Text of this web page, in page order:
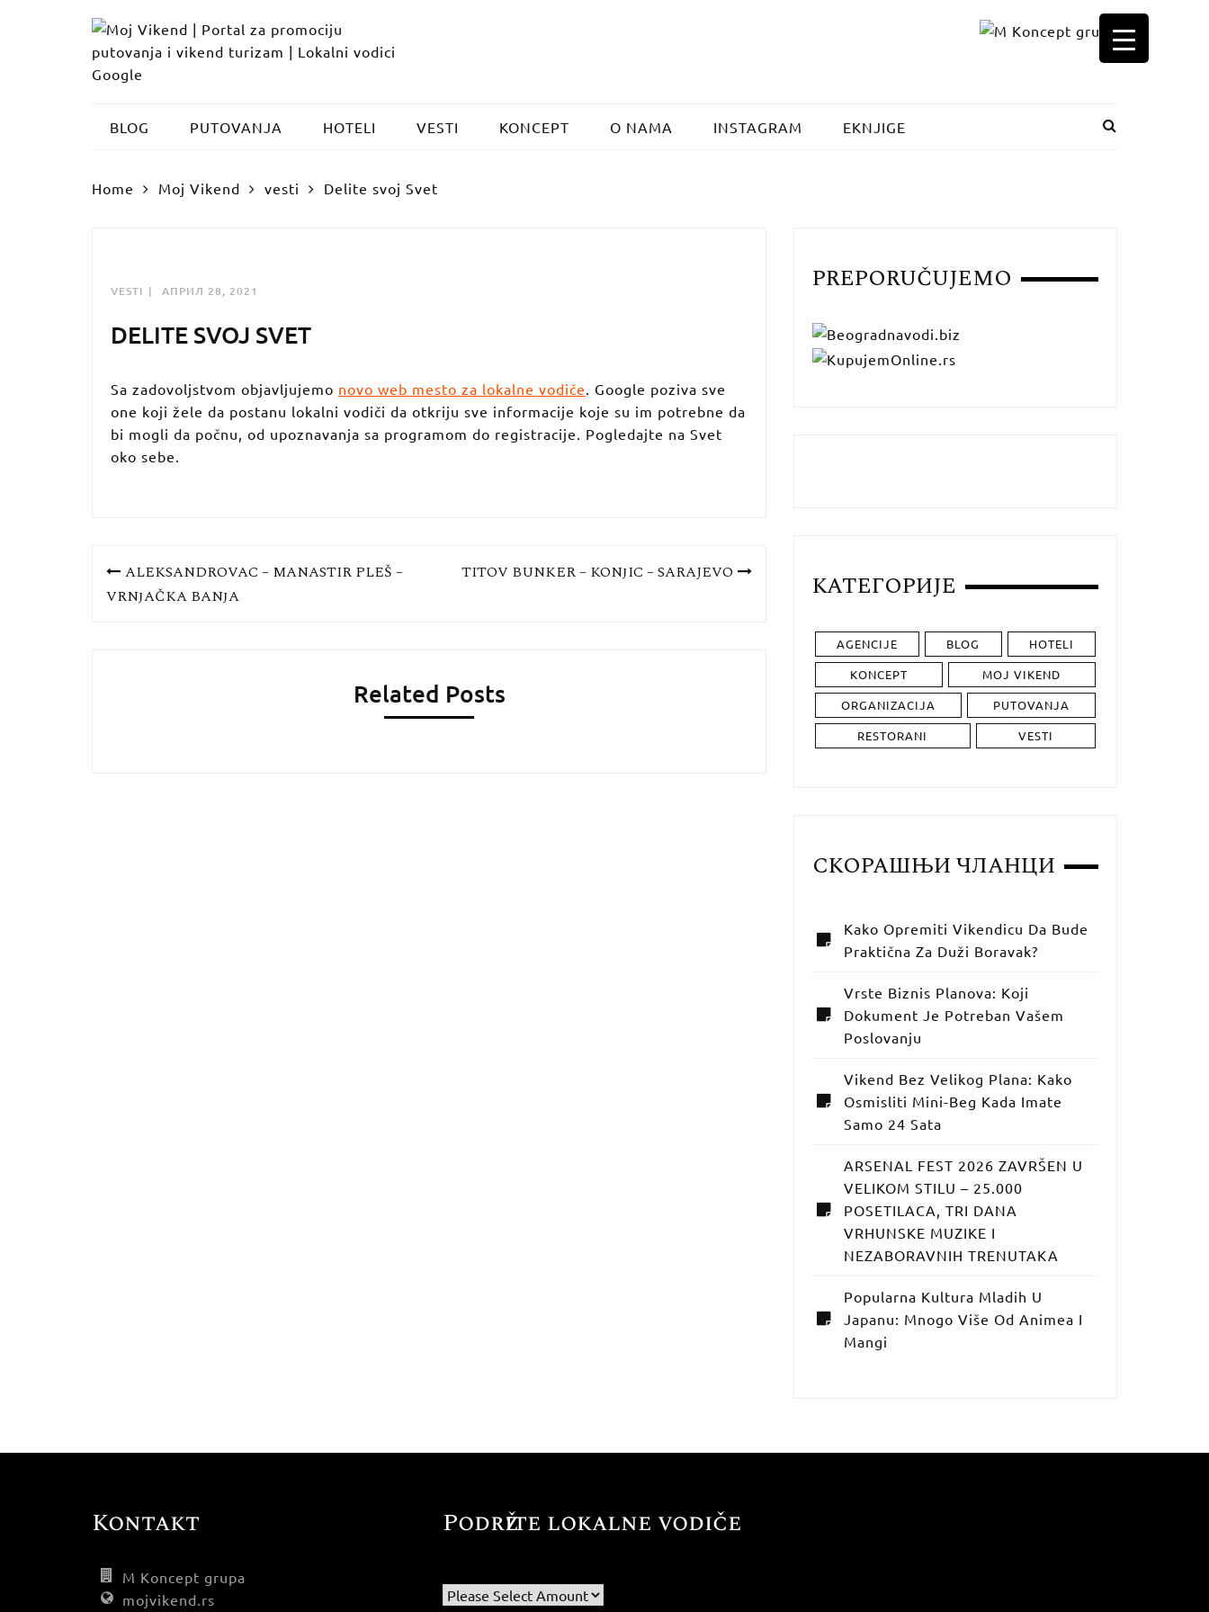
BLOG PUTOVANJA HOTELI VESTI KONCEPT O NAMA INSTAGRAM EKNJIGE
Home Moj Vikend vesti Delite svoj Svet
VESTI АПРИЛ 28, 2021
DELITE SVOJ SVET
Sa zadovoljstvom objavljujemo novo web mesto za lokalne vodiče. Google poziva sve
one koji žele da postanu lokalni vodiči da otkriju sve informacije koje su im potrebne da
bi mogli da počnu, od upoznavanja sa programom do registracije. Pogledajte na Svet
oko sebe.
Кретање
чланка
ALEKSANDROVAC – MANASTIR PLEŠ –
VRNjAČKA BANjA
TITOV BUNKER – KONjIC – SARAJEVO
Related Posts
PREPORUČUJEMO
КАТЕГОРИЈЕ
AGENCIJE BLOG
HOTELI
KONCEPT
MOJ VIKEND
ORGANIZACIJA
PUTOVANJA
RESTORANI
VESTI
СКОРАШЊИ ЧЛАНЦИ
Kako Opremiti Vikendicu Da Bude
Praktična Za Duži Boravak?
Vrste Biznis Planova: Koji
Dokument Je Potreban Vašem
Poslovanju
Vikend Bez Velikog Plana: Kako
Osmisliti Mini-Beg Kada Imate
Samo 24 Sata
ARSENAL FEST 2026 ZAVRŠEN U
VELIKOM STILU – 25.000
POSETILACA, TRI DANA
VRHUNSKE MUZIKE I
NEZABORAVNIH TRENUTAKA
Popularna Kultura Mladih U
Japanu: Mnogo Više Od Animea I
Mangi
Kontakt
M Koncept grupa
mojvikend.rs
Podržite lokalne vodiče